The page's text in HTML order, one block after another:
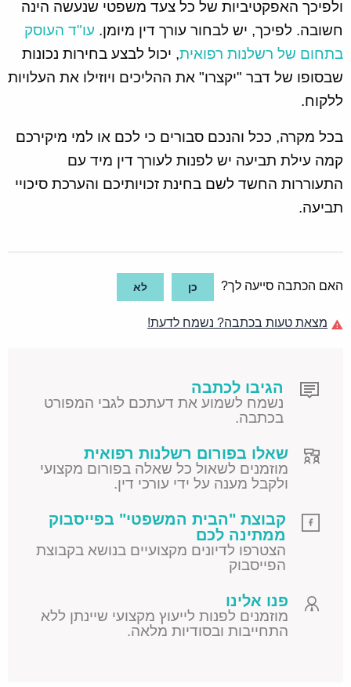
ולפיכך האפקטיביות של כל צעד משפטי שנעשה הינה
חשובה. לפיכך, יש לבחור עורך דין מיומן. עו"ד העוסק
בתחום של רשלנות רפואית, יכול לבצע בחירות נכונות
שבסופו של דבר "יקצרו" את ההליכים ויוזילו את העלויות
ללקוח.
בכל מקרה, ככל והנכם סבורים כי לכם או למי מיקירכם
קמה עילת תביעה יש לפנות לעורך דין מיד עם
התעוררות החשד לשם בחינת זכויותיכם והערכת סיכויי
תביעה.
האם הכתבה סייעה לך? כן לא
מצאת טעות בכתבה? נשמח לדעת!
הגיבו לכתבה
נשמח לשמוע את דעתכם לגבי המפורט
בכתבה.
שאלו בפורום רשלנות רפואית
מוזמנים לשאול כל שאלה בפורום מקצועי
ולקבל מענה על ידי עורכי דין.
קבוצת "הבית המשפטי" בפייסבוק
ממתינה לכם
הצטרפו לדיונים מקצועיים בנושא בקבוצת
הפייסבוק
פנו אלינו
מוזמנים לפנות לייעוץ מקצועי שיינתן ללא
התחייבות ובסודיות מלאה.